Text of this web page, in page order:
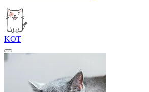
KOT